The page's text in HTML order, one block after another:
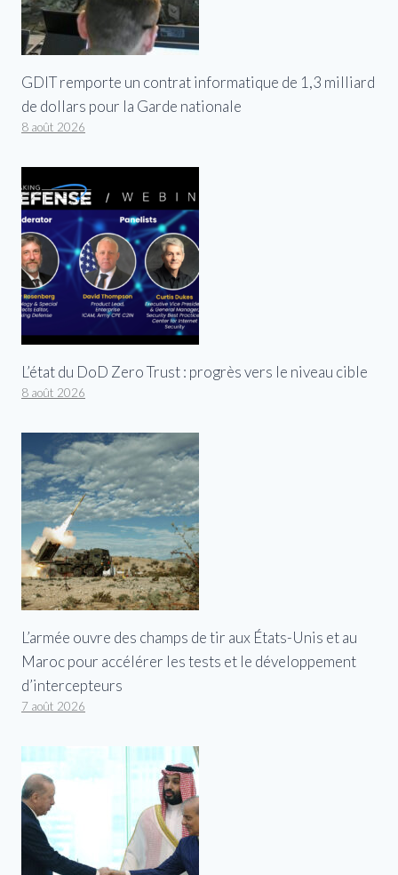
GDIT remporte un contrat informatique de 1,3 milliard
de dollars pour la Garde nationale
8 août 2026
L’état du DoD Zero Trust : progrès vers le niveau cible
8 août 2026
L’armée ouvre des champs de tir aux États-Unis et au
Maroc pour accélérer les tests et le développement
d’intercepteurs
7 août 2026